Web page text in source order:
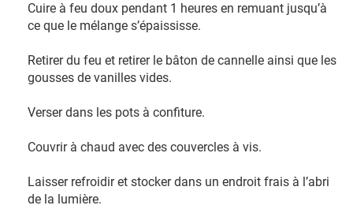
Cuire à feu doux pendant 1 heures en remuant jusqu’à
ce que le mélange s’épaississe.
Retirer du feu et retirer le bâton de cannelle ainsi que les
gousses de vanilles vides.
Verser dans les pots à confiture.
Couvrir à chaud avec des couvercles à vis.
Laisser refroidir et stocker dans un endroit frais à l’abri
de la lumière.